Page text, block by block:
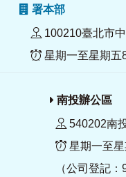
署本部
100210臺北市
星期一至星期五
南投辦公區
540202南
星期一至
（公司登記